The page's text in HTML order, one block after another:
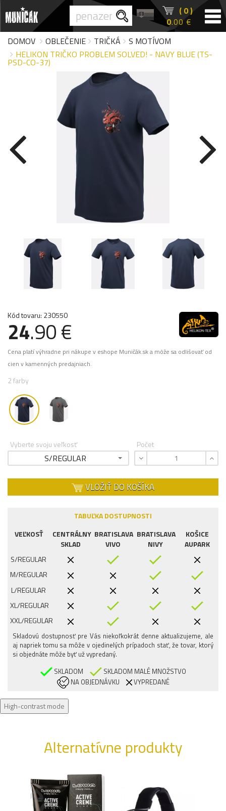
( 0 )
0.00 €
DOMOV
OBLEČENIE TRIČKÁ
S MOTÍVOM
HELIKON TRIČKO PROBLEM SOLVED! - NAVY BLUE (TS-
PSD-CO-37)
Kód tovaru: 230550
24.90 €
Cena platí výhradne pri nákupe v eshope Muničák.sk a môže sa odlišovať od
cien v kamenných predajniach.
2 farby
Vyberte svoju veľkosť
S/REGULAR
Počet
VLOŽIŤ DO KOŠÍKA
TABUĽKA DOSTUPNOSTI
VEĽKOSŤ
CENTRÁLNY
SKLAD
BRATISLAVA
VIVO
BRATISLAVA
NIVY
KOŠICE
AUPARK
S/REGULAR
M/REGULAR
L/REGULAR
XL/REGULAR
XXL/REGULAR
Skladovú dostupnosť pre Vás niekoľkokrát denne aktualizujeme, ale
aj napriek tomu sa môže v ojedinelých prípadoch stať, že tovar, ktorý
si objednáte môže byť už vypredaný.
SKLADOM
SKLADOM MALÉ MNOŽSTVO
NA OBJEDNÁVKU
VYPREDANÉ
High-contrast mode
Alternatívne produkty